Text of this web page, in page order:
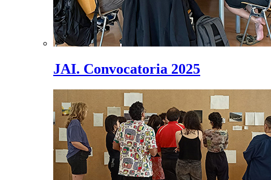
JAI. Convocatoria 2025